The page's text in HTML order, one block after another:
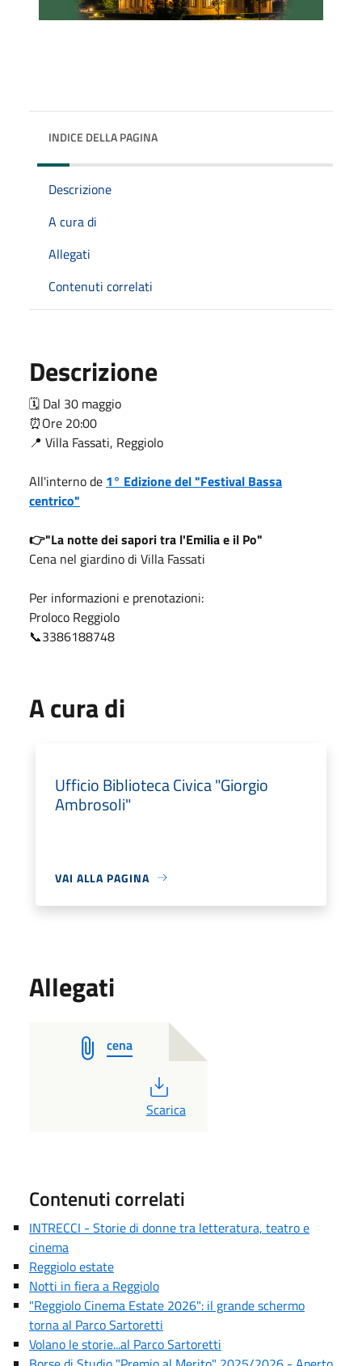
INDICE DELLA PAGINA
Descrizione
A cura di
Allegati
Contenuti correlati
Descrizione
🗓 Dal 30 maggio
⏰Ore 20:00
📍 Villa Fassati, Reggiolo
All'interno de 1° Edizione del "Festival Bassa
centrico"
👉"La notte dei sapori tra l'Emilia e il Po"
Cena nel giardino di Villa Fassati
Per informazioni e prenotazioni:
Proloco Reggiolo
📞3386188748
A cura di
Ufficio Biblioteca Civica "Giorgio
Ambrosoli"
VAI ALLA PAGINA
Allegati
cena
PDF
Scarica
Contenuti correlati
INTRECCI - Storie di donne tra letteratura, teatro e
cinema
Reggiolo estate
Notti in fiera a Reggiolo
"Reggiolo Cinema Estate 2026": il grande schermo
torna al Parco Sartoretti
Volano le storie...al Parco Sartoretti